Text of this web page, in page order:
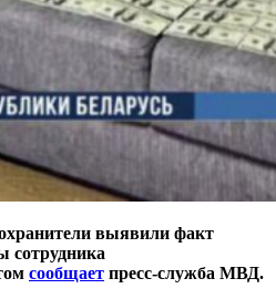
выявили факт
сотрудника
сообщает пресс-служба МВД.